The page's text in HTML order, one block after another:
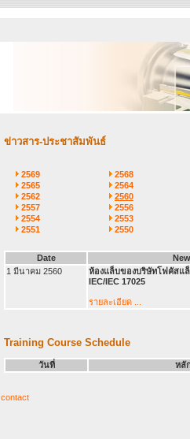
ข่าวสาร-ประชาสัมพันธ์
2569
2565
2562
2557
2554
2551
2568
2564
2560
2556
2553
2550
Date
1 มีนาคม 2560
ห้องแล็บของบริษัทโฟคัสแ
IEC/IEC 17025
รายละเอียด ...
Training Course Schedule
วันที่ หลั
contact